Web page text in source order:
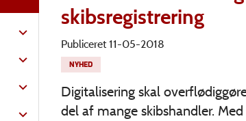
skibsregistrering
Publiceret 11-05-2018
NYHED
Digitalisering skal
del af mange skibshandler.